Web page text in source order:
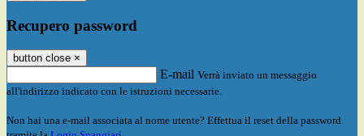
Recupero password
button close ×
E-mail Verrà inviato un messaggio
all'indirizzo indicato con le istruzioni necessarie.
Non hai una e-mail associata al nome utente? Effettua il reset della password